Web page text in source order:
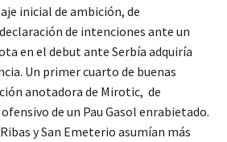
inicial de ambición, de
de intenciones ante un
en el debut ante Serbía adquiría
Un primer cuarto de buenas
anotadora de Mirotic, de
de un Pau Gasol enrabietado.
y San Emeterio asumían más